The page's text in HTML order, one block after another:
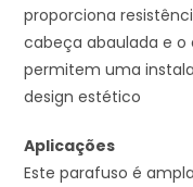
proporciona
cabeça abaulada e o
permitem uma
design estético
Aplicações
Este parafuso é